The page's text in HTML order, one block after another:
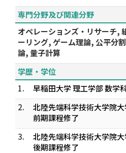
専門分野及び関連分野
オペレーションズ・リサーチ,
ーリング, ゲーム理論, 公平分
論, 量子計算
学歴・学位
1.
早稲田大学 理工学部 数学
2.
北陸先端科学技術大学院
前期課程修了
3.
北陸先端科学技術大学院
後期課程修了